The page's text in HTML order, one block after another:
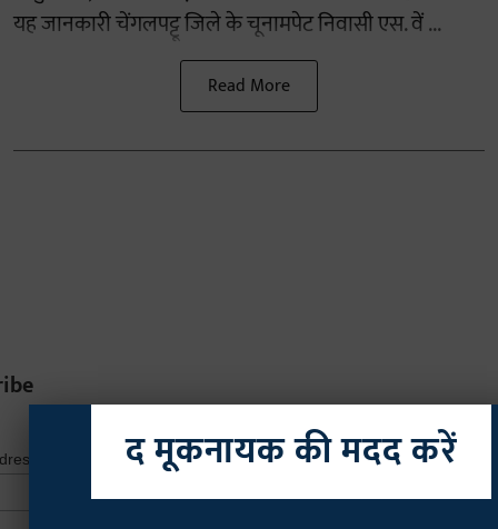
यह जानकारी चेंगलपट्टू जिले के चूनामपेट निवासी एस. वें ...
Read More
*indicates
द मूकनायक की मदद करें